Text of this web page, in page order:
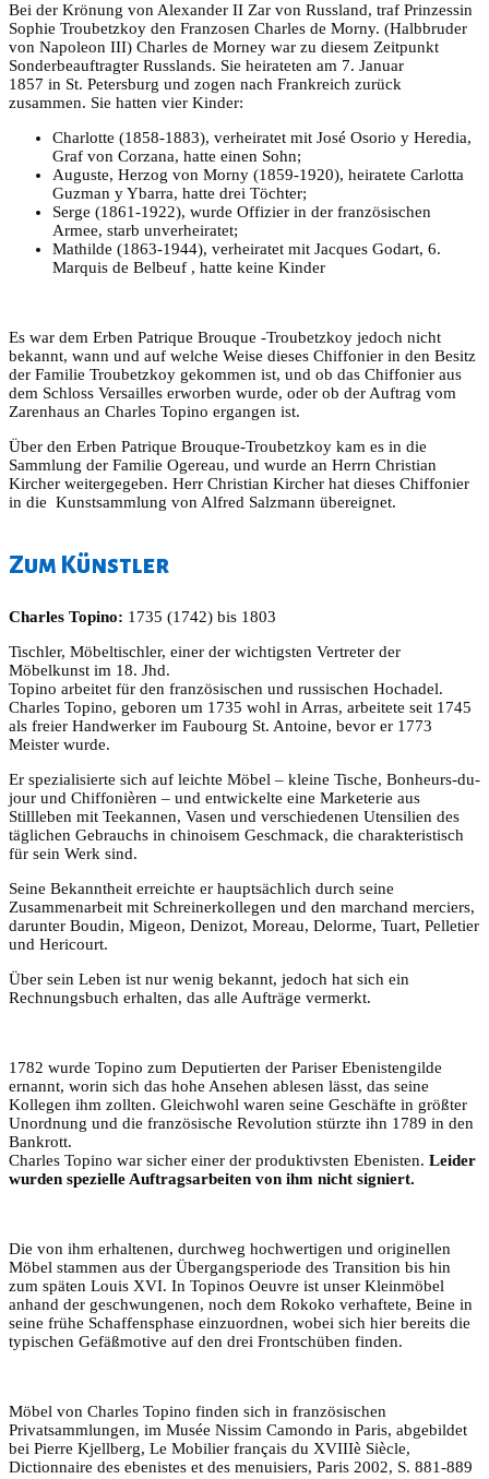
Bei der Krönung von Alexander II Zar von Russland, traf Prinzessin
Sophie Troubetzkoy den Franzosen Charles de Morny. (Halbbruder
von Napoleon III) Charles de Morney war zu diesem Zeitpunkt
Sonderbeauftragter Russlands. Sie heirateten am 7. Januar
1857 in St. Petersburg und zogen nach Frankreich zurück
zusammen. Sie hatten vier Kinder:
Charlotte (1858-1883), verheiratet mit José Osorio y Heredia,
Graf von Corzana, hatte einen Sohn;
Auguste, Herzog von Morny (1859-1920), heiratete Carlotta
Guzman y Ybarra, hatte drei Töchter;
Serge (1861-1922), wurde Offizier in der französischen
Armee, starb unverheiratet;
Mathilde (1863-1944), verheiratet mit Jacques Godart, 6.
Marquis de Belbeuf , hatte keine Kinder
Es war dem Erben Patrique Brouque -Troubetzkoy jedoch nicht
bekannt, wann und auf welche Weise dieses Chiffonier in den Besitz
der Familie Troubetzkoy gekommen ist, und ob das Chiffonier aus
dem Schloss Versailles erworben wurde, oder ob der Auftrag vom
Zarenhaus an Charles Topino ergangen ist.
Über den Erben Patrique Brouque-Troubetzkoy kam es in die
Sammlung der Familie Ogereau, und wurde an Herrn Christian
Kircher weitergegeben. Herr Christian Kircher hat dieses Chiffonier
in die Kunstsammlung von Alfred Salzmann übereignet.
Zum Künstler
Charles Topino: 1735 (1742) bis 1803
Tischler, Möbeltischler, einer der wichtigsten Vertreter der
Möbelkunst im 18. Jhd.
Topino arbeitet für den französischen und russischen Hochadel.
Charles Topino, geboren um 1735 wohl in Arras, arbeitete seit 1745
als freier Handwerker im Faubourg St. Antoine, bevor er 1773
Meister wurde.
Er spezialisierte sich auf leichte Möbel – kleine Tische, Bonheurs-du-
jour und Chiffonièren – und entwickelte eine Marketerie aus
Stillleben mit Teekannen, Vasen und verschiedenen Utensilien des
täglichen Gebrauchs in chinoisem Geschmack, die charakteristisch
für sein Werk sind.
Seine Bekanntheit erreichte er hauptsächlich durch seine
Zusammenarbeit mit Schreinerkollegen und den marchand merciers,
darunter Boudin, Migeon, Denizot, Moreau, Delorme, Tuart, Pelletier
und Hericourt.
Über sein Leben ist nur wenig bekannt, jedoch hat sich ein
Rechnungsbuch erhalten, das alle Aufträge vermerkt.
1782 wurde Topino zum Deputierten der Pariser Ebenistengilde
ernannt, worin sich das hohe Ansehen ablesen lässt, das seine
Kollegen ihm zollten. Gleichwohl waren seine Geschäfte in größter
Unordnung und die französische Revolution stürzte ihn 1789 in den
Bankrott.
Charles Topino war sicher einer der produktivsten Ebenisten. Leider
wurden spezielle Auftragsarbeiten von ihm nicht signiert.
Die von ihm erhaltenen, durchweg hochwertigen und originellen
Möbel stammen aus der Übergangsperiode des Transition bis hin
zum späten Louis XVI. In Topinos Oeuvre ist unser Kleinmöbel
anhand der geschwungenen, noch dem Rokoko verhaftete, Beine in
seine frühe Schaffensphase einzuordnen, wobei sich hier bereits die
typischen Gefäßmotive auf den drei Frontschüben finden.
Möbel von Charles Topino finden sich in französischen
Privatsammlungen, im Musée Nissim Camondo in Paris, abgebildet
bei Pierre Kjellberg, Le Mobilier français du XVIIIè Siècle,
Dictionnaire des ebenistes et des menuisiers, Paris 2002, S. 881-889